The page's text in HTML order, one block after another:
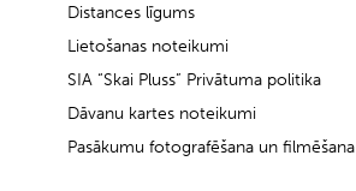
Distances līgums
Lietošanas noteikumi
SIA “Skai Pluss” Privātuma politika
Dāvanu kartes noteikumi
Pasākumu fotografēšana un filmēšana